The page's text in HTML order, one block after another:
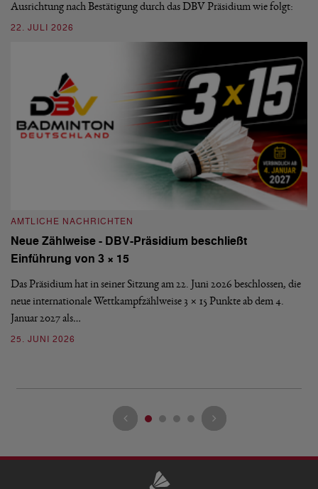
Ausrichtung nach Bestätigung durch das DBV Präsidium wie folgt:
22. JULI 2026
AMTLICHE NACHRICHTEN
Neue Zählweise - DBV-Präsidium beschließt
Einführung von 3 × 15
Das Präsidium hat in seiner Sitzung am 22. Juni 2026 beschlossen, die
neue internationale Wettkampfzählweise 3 × 15 Punkte ab dem 4.
Januar 2027 als…
25. JUNI 2026